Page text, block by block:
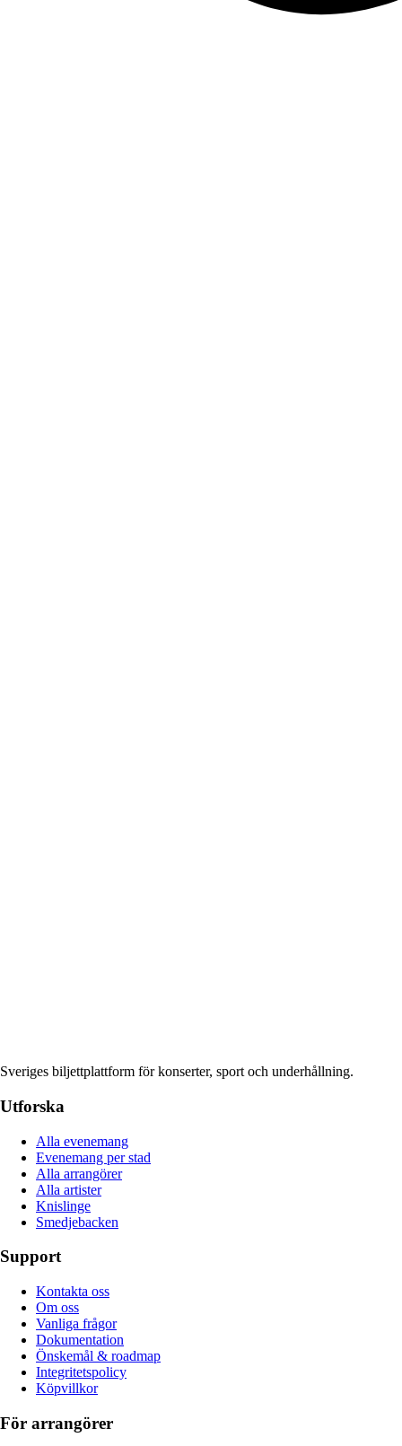
Sveriges biljettplattform för konserter, sport och underhållning.
Utforska
Alla evenemang
Evenemang per stad
Alla arrangörer
Alla artister
Knislinge
Smedjebacken
Support
Kontakta oss
Om oss
Vanliga frågor
Dokumentation
Önskemål & roadmap
Integritetspolicy
Köpvillkor
För arrangörer